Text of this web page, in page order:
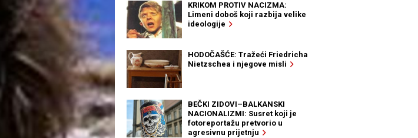
KRIKOM PROTIV NACIZMA:
Limeni doboš koji razbija velike
ideologije
HODOČAŠĆE: Tražeći Friedricha
Nietzschea i njegove misli
BEČKI ZIDOVI–BALKANSKI
NACIONALIZMI: Susret koji je
fotoreportažu pretvorio u
agresivnu prijetnju